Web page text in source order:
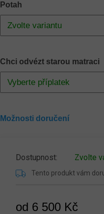
od 6 500 Kč
Zvolte
Tento produkt vám
Potah
Chci odvézt starou matraci
Možnosti doručení